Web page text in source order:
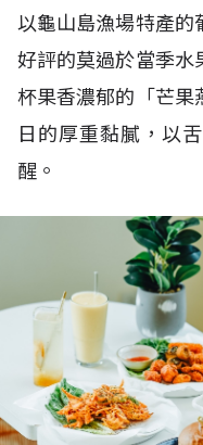
以龜山島漁場特產的
好評的莫過於當季水
杯果香濃郁的「芒果
日的厚重黏膩，以
醒。